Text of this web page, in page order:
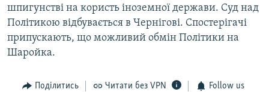
шпигунстві на користь іноземної держави. Суд над
Політикою відбувається в Чернігові. Спостерігачі
припускають, що можливий обмін Політики на
Шаройка.
Поділитись Читати без VPN Follow us